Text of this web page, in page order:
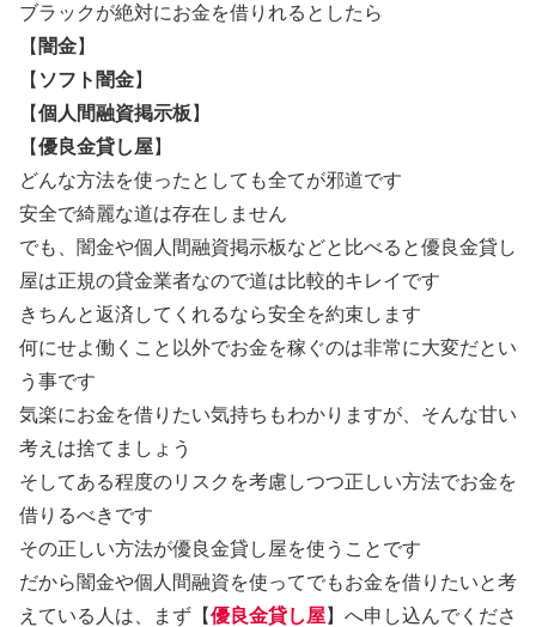
ブラックが絶対にお金を借りれるとしたら
【 闇金】
【 ソフト闇金】
【個人間融資掲示板 】
【優良金貸し屋】
どんな方法を使ったとしても全てが邪道です
安全で綺麗な道は存在しません
でも、闇金や個人間融資掲示板などと比べると優良金貸し
屋は正規の貸金業者なので道は比較的キレイです
きちんと返済してくれるなら安全を約束します
何にせよ働くこと以外でお金を稼ぐのは非常に大変だとい
う事です
気楽にお金を借りたい気持ちもわかりますが、そんな甘い
考えは捨てましょう
そしてある程度のリスクを考慮しつつ正しい方法でお金を
借りるべきです
その正しい方法が優良金貸し屋を使うことです
だから闇金や個人間融資を使ってでもお金を借りたいと考
えている人は、まず【優良金貸し屋】へ申し込んでくださ